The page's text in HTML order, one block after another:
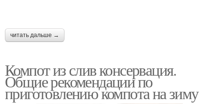
читать дальше →
Компот из слив консервация.
Общие рекомендации по
приготовлению компота на зиму